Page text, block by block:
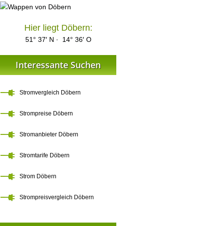
Hier liegt Döbern:
51° 37′ N · 14° 36′ O
Interessante Suchen
Stromvergleich Döbern
Strompreise Döbern
Stromanbieter Döbern
Stromtarife Döbern
Strom Döbern
Strompreisvergleich Döbern